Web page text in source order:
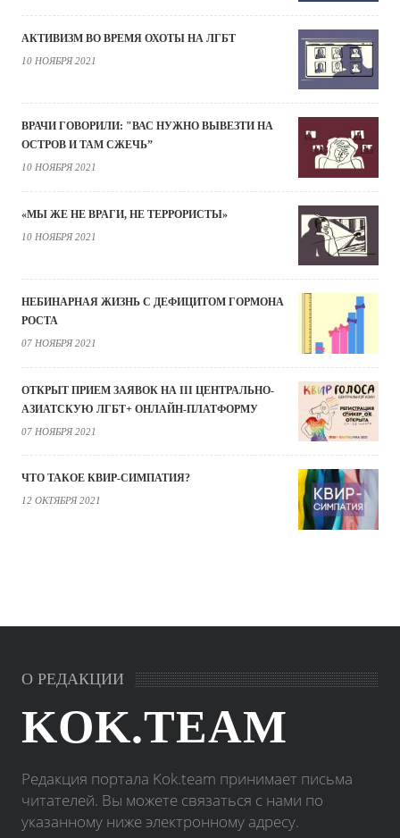
АКТИВИЗМ ВО ВРЕМЯ ОХОТЫ НА ЛГБТ
10 НОЯБРЯ 2021
ВРАЧИ ГОВОРИЛИ: "ВАС НУЖНО ВЫВЕЗТИ НА
ОСТРОВ И ТАМ СЖЕЧЬ”
10 НОЯБРЯ 2021
«МЫ ЖЕ НЕ ВРАГИ, НЕ ТЕРРОРИСТЫ»
10 НОЯБРЯ 2021
НЕБИНАРНАЯ ЖИЗНЬ С ДЕФИЦИТОМ ГОРМОНА
РОСТА
07 НОЯБРЯ 2021
ОТКРЫТ ПРИЕМ ЗАЯВОК НА III ЦЕНТРАЛЬНО-
АЗИАТСКУЮ ЛГБТ+ ОНЛАЙН-ПЛАТФОРМУ
07 НОЯБРЯ 2021
ЧТО ТАКОЕ КВИР-СИМПАТИЯ?
12 ОКТЯБРЯ 2021
О РЕДАКЦИИ
KOK.TEAM
Редакция портала Kok.team принимает письма
читателей. Вы можете связаться с нами по
указанному ниже электронному адресу.